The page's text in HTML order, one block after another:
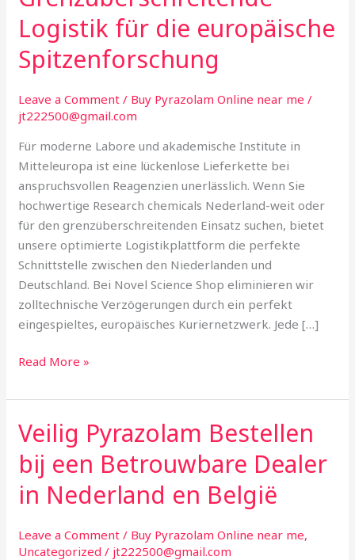
Logistik für die europäische
Spitzenforschung
Leave a Comment / Buy Pyrazolam Online near me /
jt222500@gmail.com
Für moderne Labore und akademische Institute in
Mitteleuropa ist eine lückenlose Lieferkette bei
anspruchsvollen Reagenzien unerlässlich. Wenn Sie
hochwertige Research chemicals Nederland-weit oder
für den grenzüberschreitenden Einsatz suchen, bietet
unsere optimierte Logistikplattform die perfekte
Schnittstelle zwischen den Niederlanden und
Deutschland. Bei Novel Science Shop eliminieren wir
zolltechnische Verzögerungen durch ein perfekt
eingespieltes, europäisches Kuriernetzwerk. Jede […]
Logistik
für
die
europäische
Read More »
Veilig Pyrazolam Bestellen
bij een Betrouwbare Dealer
in Nederland en België
Leave a Comment / Buy Pyrazolam Online near me,
Uncategorized / jt222500@gmail.com
Veilig
Pyrazolam
Bestellen
bij
een
Dealer